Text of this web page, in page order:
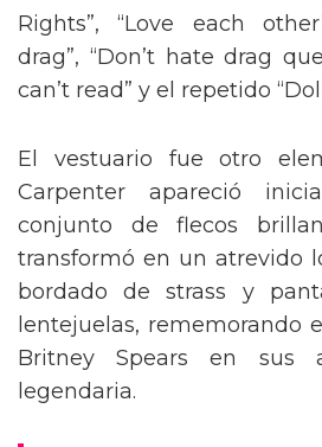
Rights”, “Love each
drag”, “Don’t hate drag
can’t read” y el repetido
El vestuario fue otro
Carpenter apareció
conjunto de flecos
transformó en un atrevido
bordado de strass y
lentejuelas, rememorando
Britney Spears en sus
legendaria.